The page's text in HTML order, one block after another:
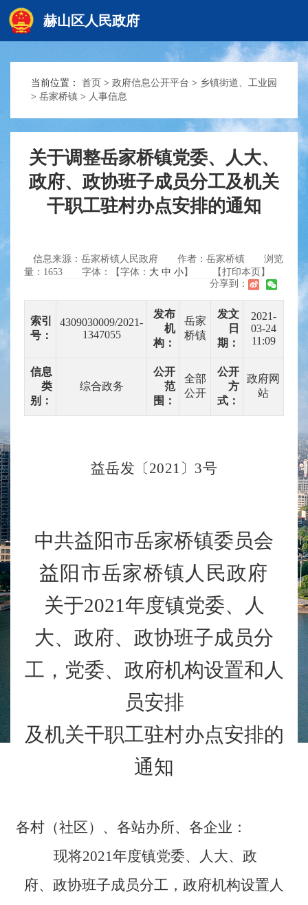
赫山区人民政府
赫山首页
信息公开
当前位置： 首页 > 政府信息公开平台 > 乡镇街道、工业园
> 岳家桥镇 > 人事信息
关于调整岳家桥镇党委、人大、
政府、政协班子成员分工及机关
干职工驻村办点安排的通知
信息来源：岳家桥镇人民政府 作者：岳家桥镇
浏览
量： 1653 字体：【字体： 大 中 小】
【打印本页】
分享到：
索引
号：
4309030009/2021-
1347055
发布
机
构：
岳家
桥镇
发文
日
期：
2021-
03-24
11:09
信息
类
别：
综合政务
公开
范
围：
全部
公开
公开
方
式：
政府网
站
益岳发 〔2021〕 3号
中共益阳市岳家桥镇委员会
益阳市岳家桥镇人民政府
关于2021年度镇党委、人
大、政府、政协班子成员分
工 ，党委、 政府机构设置和 人
员安排
及机关干职工驻村办点安排的
通知
各村 （社区 ）、各站办所、各企业：
现将2021年度镇党委、人大、政
府、政协班子成员分工 ， 政府机构设置人